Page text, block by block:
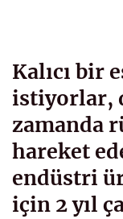
Kalıcı bir
istiyorlar,
zamanda
hareket
endüstri
için 2 yıl